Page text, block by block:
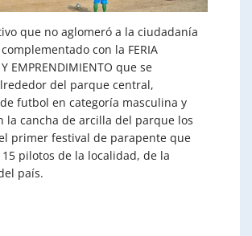
que no aglomeró a la ciudadanía
con la FERIA
Y EMPRENDIMIENTO que se
del parque central,
futbol en categoría masculina y
la cancha de arcilla del parque los
primer festival de parapente que
pilotos de la localidad, de la
país.